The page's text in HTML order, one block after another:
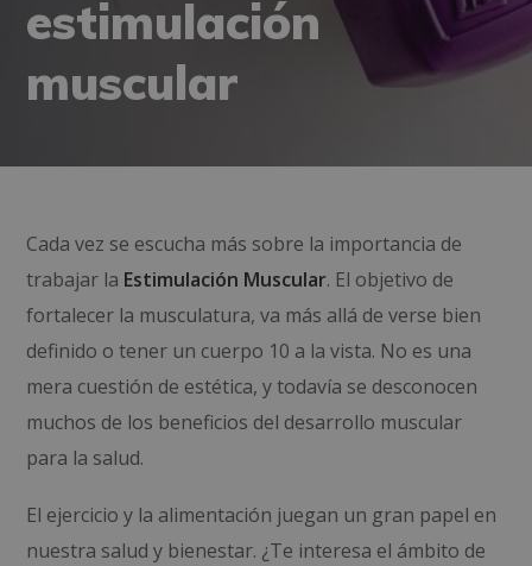
estimulación
muscular
Cada vez se escucha más sobre la importancia de
trabajar la Estimulación Muscular. El objetivo de
fortalecer la musculatura, va más allá de verse bien
definido o tener un cuerpo 10 a la vista. No es una
mera cuestión de estética, y todavía se desconocen
muchos de los beneficios del desarrollo muscular
para la salud.
El ejercicio y la alimentación juegan un gran papel en
nuestra salud y bienestar. ¿Te interesa el ámbito de